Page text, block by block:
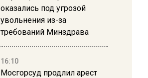
оказались под угрозой
увольнения из-за
требований Минздрава
16:10
Мосгорсуд продлил арест